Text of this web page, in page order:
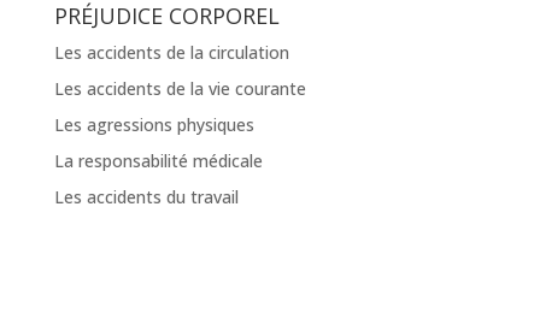
PRÉJUDICE CORPOREL
Les accidents de la circulation
Les accidents de la vie courante
Les agressions physiques
La responsabilité médicale
Les accidents du travail